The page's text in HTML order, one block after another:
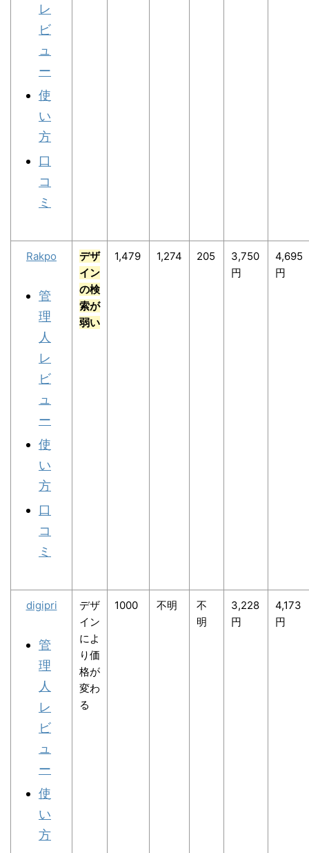
レ
ビ
ュ
ー
使
い
方
口
コ
ミ
Rakpo
管
理
人
レ
ビ
ュ
ー
使
い
方
口
コ
ミ
デザ
イン
の検
索が
弱い
1,479 1,274 205
3,750
円
4,695
円
digipri
管
理
人
レ
ビ
ュ
ー
使
い
方
デザ
イン
によ
り価
格が
変わ
る
1000 不明
不
明
3,228
円
4,173
円